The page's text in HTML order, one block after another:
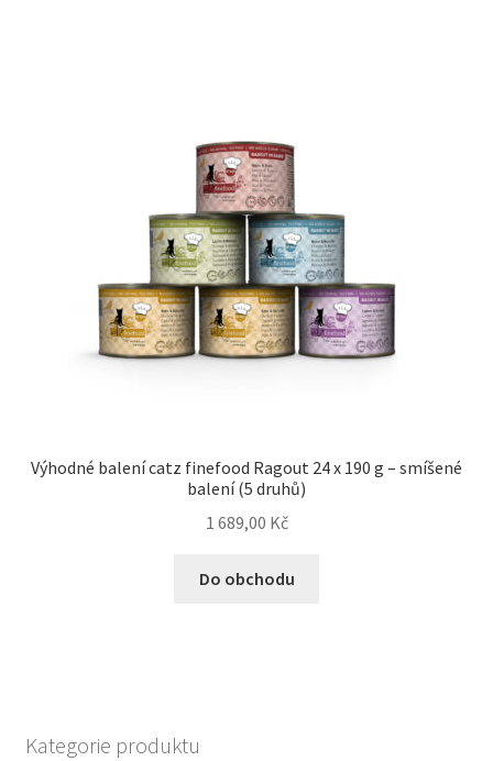
Výhodné balení catz finefood Ragout 24 x 190 g – smíšené
balení (5 druhů)
1 689,00 Kč
Do obchodu
Kategorie produktu